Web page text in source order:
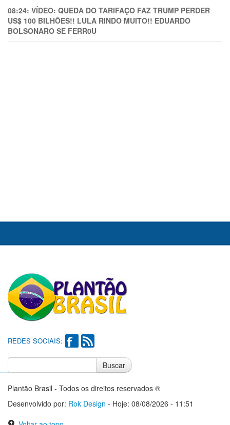
08:24: VÍDEO: QUEDA DO TARIFAÇO FAZ TRUMP PERDER
US$ 100 BILHÕES!! LULA RINDO MUITO!! EDUARDO
BOLSONARO SE FERR0U
REDES SOCIAIS:
Buscar
Plantão Brasil - Todos os direitos reservados ®
Desenvolvido por: Rok Design - Hoje: 08/08/2026 - 11:51